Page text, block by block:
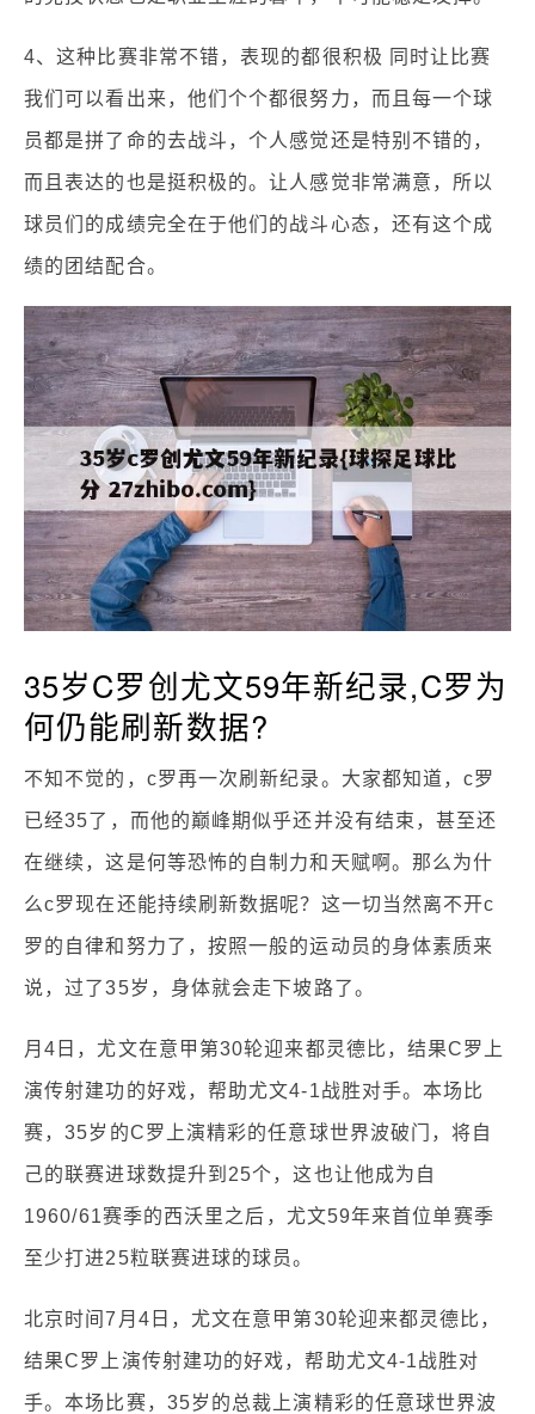
4、这种比赛非常不错，表现的都很积极 同时让比赛
我们可以看出来，他们个个都很努力，而且每一个球
员都是拼了命的去战斗，个人感觉还是特别不错的，
而且表达的也是挺积极的。让人感觉非常满意，所以
球员们的成绩完全在于他们的战斗心态，还有这个成
绩的团结配合。
35岁C罗创尤文59年新纪录,C罗为
何仍能刷新数据?
不知不觉的，c罗再一次刷新纪录。大家都知道，c罗
已经35了，而他的巅峰期似乎还并没有结束，甚至还
在继续，这是何等恐怖的自制力和天赋啊。那么为什
么c罗现在还能持续刷新数据呢？这一切当然离不开c
罗的自律和努力了，按照一般的运动员的身体素质来
说，过了35岁，身体就会走下坡路了。
月4日，尤文在意甲第30轮迎来都灵德比，结果C罗上
演传射建功的好戏，帮助尤文4-1战胜对手。本场比
赛，35岁的C罗上演精彩的任意球世界波破门，将自
己的联赛进球数提升到25个，这也让他成为自
1960/61赛季的西沃里之后，尤文59年来首位单赛季
至少打进25粒联赛进球的球员。
北京时间7月4日，尤文在意甲第30轮迎来都灵德比，
结果C罗上演传射建功的好戏，帮助尤文4-1战胜对
手。本场比赛，35岁的总裁上演精彩的任意球世界波